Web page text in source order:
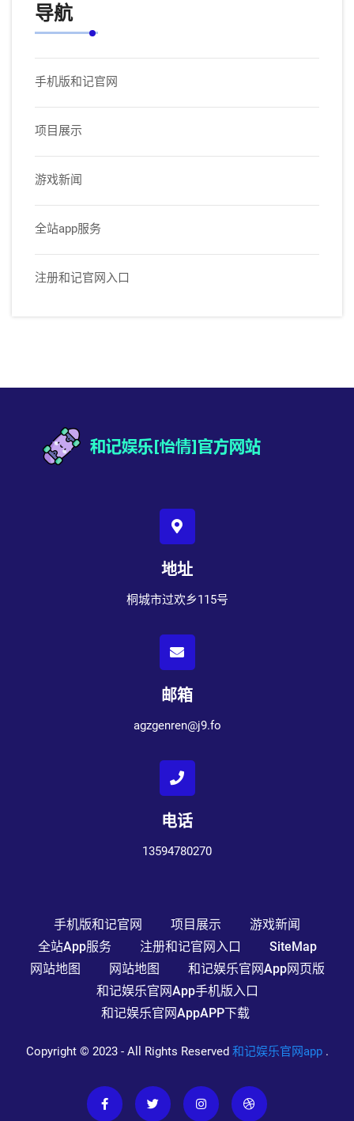
导航
手机版和记官网
项目展示
游戏新闻
全站app服务
注册和记官网入口
地址
桐城市过欢乡115号
邮箱
agzgenren@j9.fo
电话
13594780270
手机版和记官网 项目展示
游戏新闻
全站app服务
注册和记官网入口
SiteMap
网站地图
网站地图
和记娱乐官网app网页版
和记娱乐官网app手机版入口
和记娱乐官网appAPP下载
Copyright © 2023 - All Rights Reserved 和记娱乐官网app.